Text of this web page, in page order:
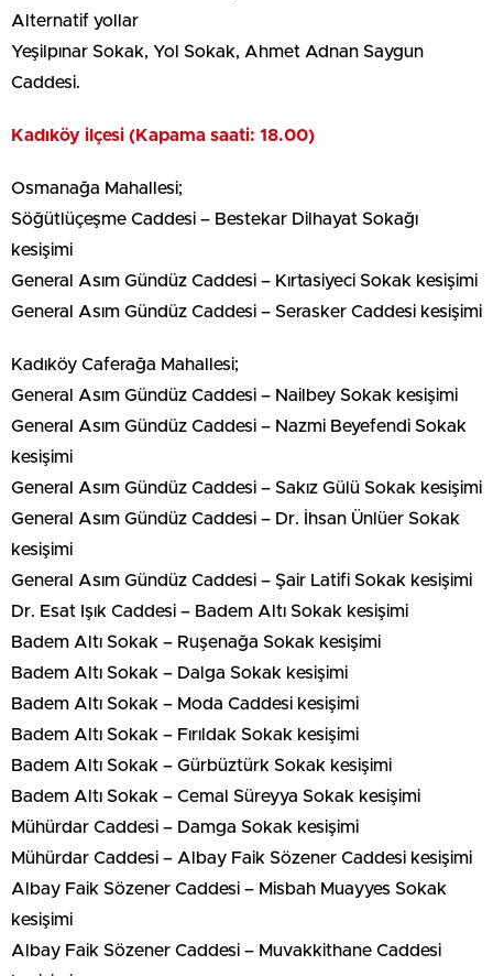
Alternatif yollar
Yeşilpınar Sokak, Yol Sokak, Ahmet Adnan Saygun
Caddesi.
Kadıköy ilçesi (Kapama saati: 18.00)
Osmanağa Mahallesi;
Söğütlüçeşme Caddesi – Bestekar Dilhayat Sokağı
kesişimi
General Asım Gündüz Caddesi – Kırtasiyeci Sokak kesişimi
General Asım Gündüz Caddesi – Serasker Caddesi kesişimi
Kadıköy Caferağa Mahallesi;
General Asım Gündüz Caddesi – Nailbey Sokak kesişimi
General Asım Gündüz Caddesi – Nazmi Beyefendi Sokak
kesişimi
General Asım Gündüz Caddesi – Sakız Gülü Sokak kesişimi
General Asım Gündüz Caddesi – Dr. İhsan Ünlüer Sokak
kesişimi
General Asım Gündüz Caddesi – Şair Latifi Sokak kesişimi
Dr. Esat Işık Caddesi – Badem Altı Sokak kesişimi
Badem Altı Sokak – Ruşenağa Sokak kesişimi
Badem Altı Sokak – Dalga Sokak kesişimi
Badem Altı Sokak – Moda Caddesi kesişimi
Badem Altı Sokak – Fırıldak Sokak kesişimi
Badem Altı Sokak – Gürbüztürk Sokak kesişimi
Badem Altı Sokak – Cemal Süreyya Sokak kesişimi
Mühürdar Caddesi – Damga Sokak kesişimi
Mühürdar Caddesi – Albay Faik Sözener Caddesi kesişimi
Albay Faik Sözener Caddesi – Misbah Muayyes Sokak
kesişimi
Albay Faik Sözener Caddesi – Muvakkithane Caddesi